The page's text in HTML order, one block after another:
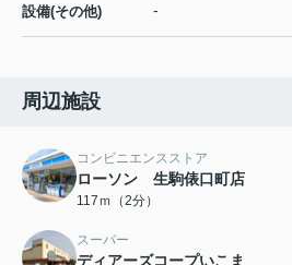
設備(その他) -
周辺施設
コンビニエンスストア
ローソン 生駒俵口町店
117ｍ（2分）
スーパー
ディアーズコープいこま